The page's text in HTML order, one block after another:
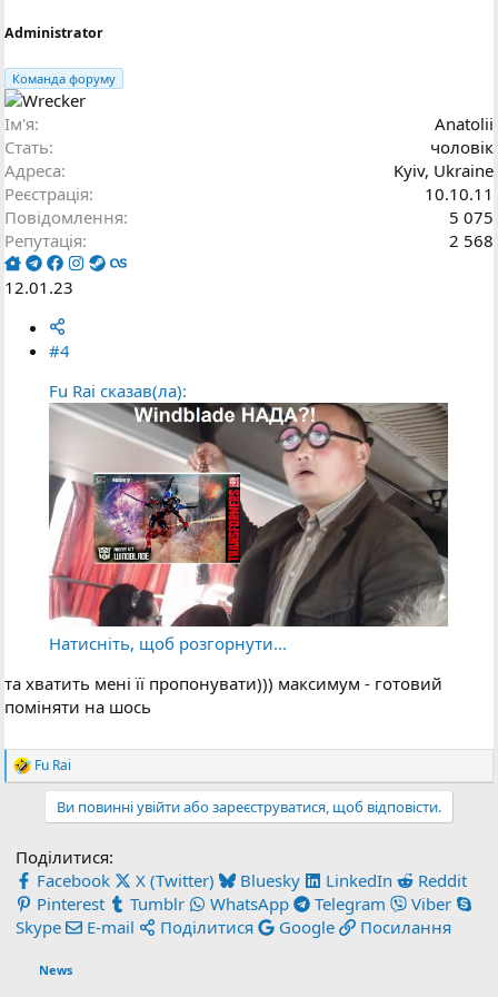
Administrator
Команда форуму
Ім'я
Anatolii
Стать
чоловік
Адреса
Kyiv, Ukraine
Реєстрація
10.10.11
Повідомлення
5 075
Репутація
2 568
12.01.23
#4
Fu Rai сказав(ла):
Натисніть, щоб розгорнути...
та хватить мені її пропонувати))) максимум - готовий
поміняти на шось
Р
Fu Rai
Ви повинні увійти або зареєструватися, щоб відповісти.
Поділитися:
Facebook
X (Twitter) Bluesky LinkedIn
Reddit
Pinterest
Tumblr WhatsApp Telegram
Viber
Skype
E-mail Поділитися Google Посилання
News